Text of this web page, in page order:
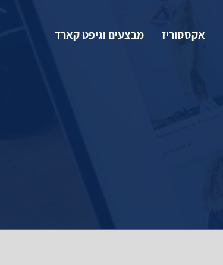
אקססוריז מבצעים וגיפט קארד